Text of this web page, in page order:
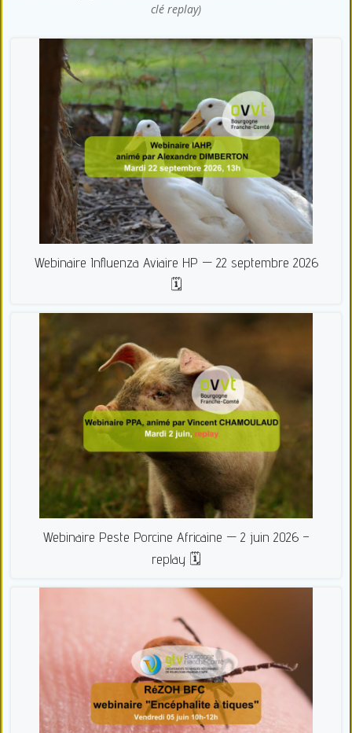
clé replay)
Webinaire Influenza Aviaire HP — 22 septembre 2026
🗓
Webinaire Peste Porcine Africaine — 2 juin 2026 –
replay 🗓